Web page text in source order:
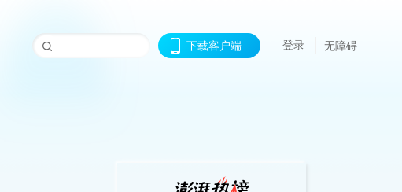
下载客户端 登录 无障碍